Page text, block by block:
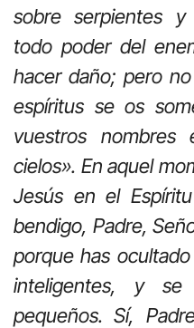
sobre serpientes
todo poder del
hacer daño; pero
espíritus se os
vuestros
cielos». En aquel
Jesús en el
bendigo, Padre,
porque has
inteligentes, y
pequeños. Sí,